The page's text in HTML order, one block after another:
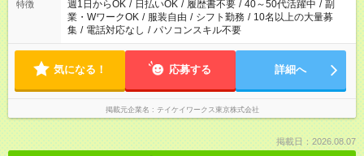
特徴 週1日からOK / 日払いOK / 履歴書不要 / 40～50代活躍中 / 副
業・WワークOK / 服装自由 / シフト勤務 / 10名以上の大量募
集 / 電話対応なし / パソコンスキル不要
気になる！ 応募する 詳細へ
掲載元企業名 テイケイワークス東京株式会社
掲載日：2026.08.07